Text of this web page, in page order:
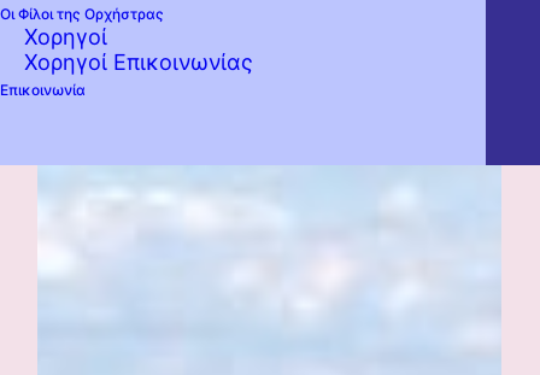
Οι Φίλοι της Ορχήστρας
Χορηγοί
Χορηγοί Επικοινωνίας
Επικοινωνία